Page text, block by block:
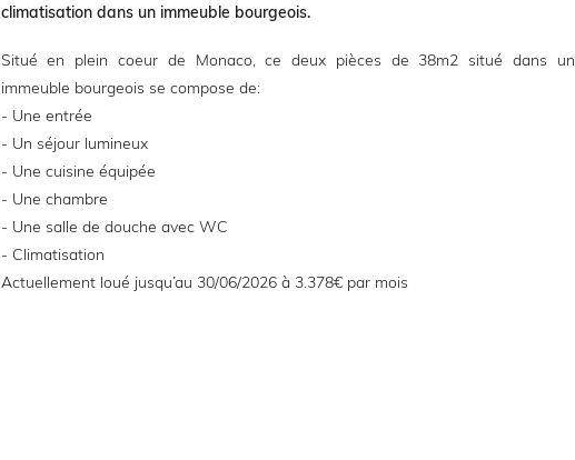
climatisation dans un immeuble bourgeois.
Situé en plein coeur de Monaco, ce deux pièces de 38m2 situé dans un
immeuble bourgeois se compose de:
- Une entrée
- Un séjour lumineux
- Une cuisine équipée
- Une chambre
- Une salle de douche avec WC
- Climatisation
Actuellement loué jusqu’au 30/06/2026 à 3.378€ par mois